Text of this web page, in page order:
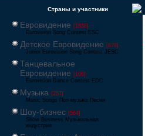
Страны и участники
Евровидение [1858]
Eurovision Song Contest ESC
Детское Евровидение [878]
Junior Eurovision Song Contest JESC
Танцевальное
Евровидение [106]
Eurovision Dance Contest EDC
Музыка [257]
Music Songs Поп-музыка Песни
Шоу-бизнес [564]
Show Business Музыкальная
индустрия